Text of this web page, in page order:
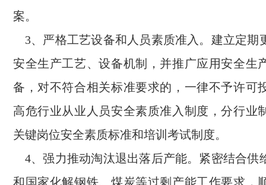
案。
3、严格工艺设备和人员素质准入。建立定期
安全生产工艺、设备机制，并推广应用安全生
备，对不符合相关标准要求的，一律不予许可
高危行业从业人员安全素质准入制度，分行业
关键岗位安全素质标准和培训考试制度。
4、强力推动淘汰退出落后产能。紧密结合供
和国家化解钢铁、煤炭等过剩产能工作要求，